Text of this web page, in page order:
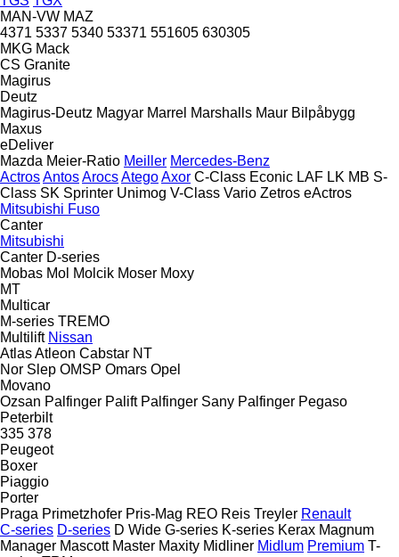
MAN-VW MAZ
4371 5337 5340 53371 551605 630305
MKG Mack
CS Granite
Magirus
Deutz
Magirus-Deutz Magyar Marrel Marshalls Maur Bilpåbygg
Maxus
eDeliver
Mazda Meier-Ratio Meiller Mercedes-Benz
ActrosAntosArocsAtegoAxor C-Class Econic LAF LK MB S-
Class SK Sprinter Unimog V-Class Vario Zetros eActros
Mitsubishi Fuso
Canter
Mitsubishi
Canter D-series
Mobas Mol Molcik Moser Moxy
MT
Multicar
M-series TREMO
Multilift Nissan
AtlasAtleon Cabstar NT
Nor Slep OMSP Omars Opel
Movano
Ozsan Palfinger Palift Palfinger Sany Palfinger Pegaso
Peterbilt
335 378
Peugeot
Boxer
Piaggio
Porter
Praga Primetzhofer Pris-Mag REO Reis Treyler Renault
C-series D-series D Wide G-series K-series Kerax Magnum
Manager Mascott Master Maxity Midliner Midlum Premium T-